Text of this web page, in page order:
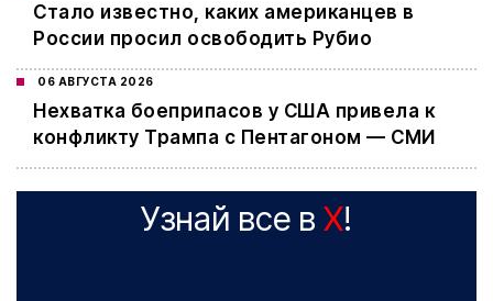
Стало известно, каких американцев в
России просил освободить Рубио
06 АВГУСТА 2026
Нехватка боеприпасов у США привела к
конфликту Трампа с Пентагоном — СМИ
Узнай все в X!